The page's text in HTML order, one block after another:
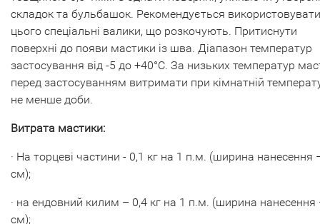
складок та бульбашок. Рекомендується
цього спеціальні валики, що розкочують. Притиснути
поверхні до появи мастики із шва. Діапазон температур
застосування від -5 до +40°С. За низьких температур
перед застосуванням витримати при кімнатній
не менше доби.
Витрата мастики:
· На торцеві частини - 0,1 кг на 1 п.м. (ширина нанесення
см);
· на ендовний килим – 0,4 кг на 1 п.м. (ширина нанесення
см);